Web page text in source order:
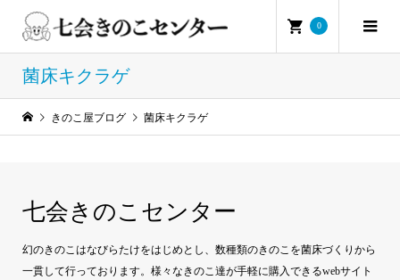
0
菌床キクラゲ
きのこ屋ブログ 菌床キクラゲ
七会きのこセンター
幻のきのこはなびらたけをはじめとし、数種類のきのこを菌床づくりから
一貫して行っております。様々なきのこ達が手軽に購入できるwebサイト